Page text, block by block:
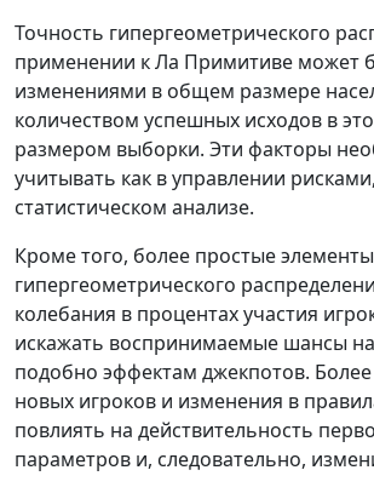
Точность гипергеометрического
применении к Ла Примитиве может
изменениями в общем размере
количеством успешных исходов в
размером выборки. Эти факторы
учитывать как в управлении
статистическом анализе.
Кроме того, более простые элементы
гипергеометрического
колебания в процентах участия
искажать воспринимаемые шансы
подобно эффектам джекпотов. Более
новых игроков и изменения в
повлиять на действительность
параметров и, следовательно,